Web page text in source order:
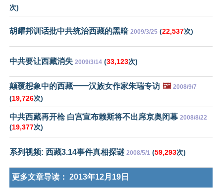
次)
胡耀邦训话批中共统治西藏的黑暗 2009/3/25 (22,537次)
中共要让西藏消失 2009/3/14 (33,123次)
颠覆想象中的西藏━━汉族女作家朱瑞专访 🖼️ 2008/9/7
(19,726次)
中共西藏再开枪 白宫宣布赖斯将不出席京奥闭幕 2008/8/22
(19,377次)
系列视频: 西藏3.14事件真相探谜 2008/5/1 (59,293次)
更多文章导读： 2013年12月19日